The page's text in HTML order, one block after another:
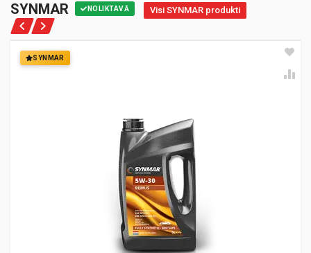
SYNMAR NOLIKTAVĀ Visi SYNMAR produkti
SYNMAR